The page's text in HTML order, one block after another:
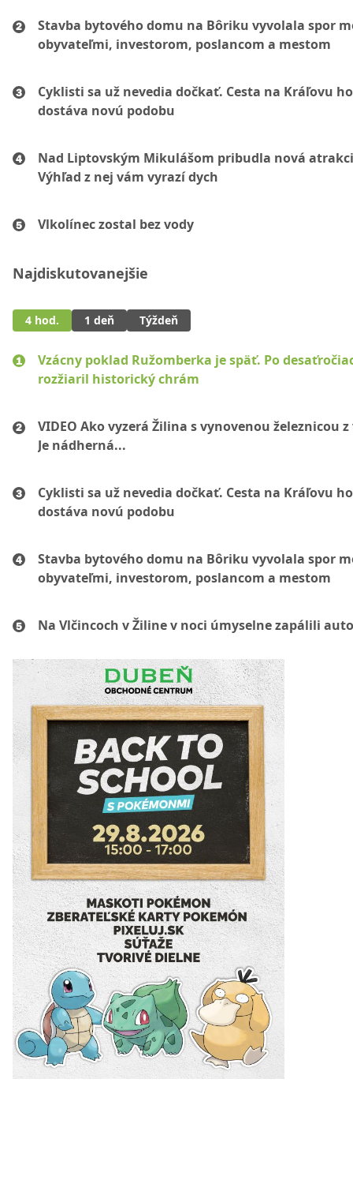
Stavba bytového domu na Bôriku vyvolala spor
obyvateľmi, investorom, poslancom a mestom
Cyklisti sa už nevedia dočkať. Cesta na Kráľovu
dostáva novú podobu
Nad Liptovským Mikulášom pribudla nová
Výhľad z nej vám vyrazí dych
Vlkolínec zostal bez vody
Najdiskutovanejšie
4 hod. 1 deň Týždeň
Vzácny poklad Ružomberka je späť. Po
rozžiaril historický chrám
VIDEO Ako vyzerá Žilina s vynovenou železnicou z
Je nádherná...
Cyklisti sa už nevedia dočkať. Cesta na Kráľovu
dostáva novú podobu
Stavba bytového domu na Bôriku vyvolala spor
obyvateľmi, investorom, poslancom a mestom
Na Vlčincoch v Žiline v noci úmyselne zapálili auto